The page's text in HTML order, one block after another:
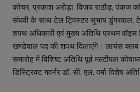
कोचर, प्रकाश अरोड़ा, विजय राठौड़, पंकज
संघवी के साथ टेल ट्विस्टर सुभाष डुंगरवाल,
शपथ अधिकारी एवं मुख्य अतिथि प्रथम वॉइस
खण्डेवाल पद की शपथ दिलाएंगे। लायंस
समारोह में विशिष्ट अतिथि पूर्व मल्टीपल
डिस्ट्रिक्ट गवर्नर डॉ. सी. एल. वर्मा विशेष